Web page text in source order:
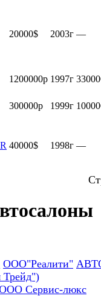
20000$ 2003г —
1200000р 1997г
300000р 1999г
40000$ 1998г —
ООО"Реалити"
Трейд")
Сервис-люкс